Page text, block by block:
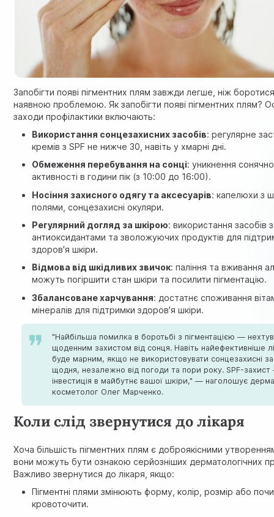
Запобігти появі пігментних плям завжди легше, ніж
наявною проблемою. Як запобігти появі пігментних плям?
заходи профілактики включають:
Використання сонцезахисних засобів: регулярне
кремів з SPF не нижче 30, навіть у хмарні дні.
Обмеження перебування на сонці: уникнення
активності в години пік (з 10:00 до 16:00).
Носіння захисного одягу та аксесуарів: капелюхи з
полями, сонцезахисні окуляри.
Регулярний догляд за шкірою: використання засобів з
антиоксидантами та зволожуючих продуктів для
здоров'я шкіри.
Відмова від шкідливих звичок: паління та вживання
можуть погіршити стан шкіри та посилити пігментацію.
Збалансоване харчування: достатнє споживання
мінералів для підтримки здоров'я шкіри.
"Найбільша помилка в боротьбі з пігментацією —
щоденним захистом від сонця. Навіть найефективніше
буде марним, якщо не використовувати сонцезахисні
щодня, незалежно від погоди та пори року. SPF-
інвестиція в майбутнє вашої шкіри," — наголошує
косметолог Олег Марченко.
Коли слід звернутися до лікаря
Хоча більшість пігментних плям є доброякісними
вони можуть бути ознакою серйозніших дерматологічних
Важливо звернутися до лікаря, якщо:
Пігментні плями змінюють форму, колір, розмір або
кровоточити.